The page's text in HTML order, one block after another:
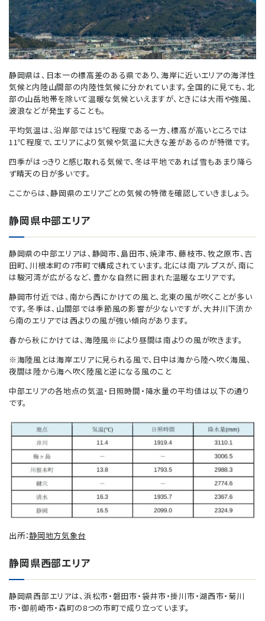
静岡県は、日本一の標高差のある県であり、海岸に近いエリアの海洋性
気候と内陸山間部の内陸性気候に分かれています。全国的に見ても、北
部の山岳地帯を除いて温暖な気候といえますが、ときには大雨や強風、
波浪などが発生することも。
平均気温は、沿岸部では15℃程度である一方、標高が高いところでは
11℃程度で、エリアにより気候や気温に大きな差があるのが特徴です。
四季がはっきりと感じ取れる気候で、冬は平地であれば雪もあまり降ら
ず晴天の日が多いです。
ここからは、静岡県のエリアごとの気候の特徴を確認していきましょう。
静岡県中部エリア
静岡県の中部エリアは、静岡市、島田市、焼津市、藤枝市、牧之原市、吉
田町、川根本町の7市町で構成されています。北には南アルプスが、南に
は駿河湾が広がるなど、豊かな自然に囲まれた温暖なエリアです。
静岡市付近では、南から西にかけての風と、北東の風が吹くことが多い
です。冬季は、山間部では季節風の影響が少ないですが、大井川下流か
ら南のエリアでは西よりの風が強い傾向があります。
春から秋にかけては、海陸風※により昼間は南よりの風が吹きます。
※海陸風とは海岸エリアに見られる風で、日中は海から陸へ吹く海風、
夜間は陸から海へ吹く陸風と逆になる風のこと
中部エリアの各地点の気温・日照時間・降水量の平均値は以下の通り
です。
出所：静岡地方気象台
静岡県西部エリア
静岡県西部エリアは、浜松市・磐田市・袋井市・掛川市・湖西市・菊川
市・御前崎市・森町の8つの市町で成り立っています。